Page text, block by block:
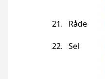
21. Råde
22. Sel